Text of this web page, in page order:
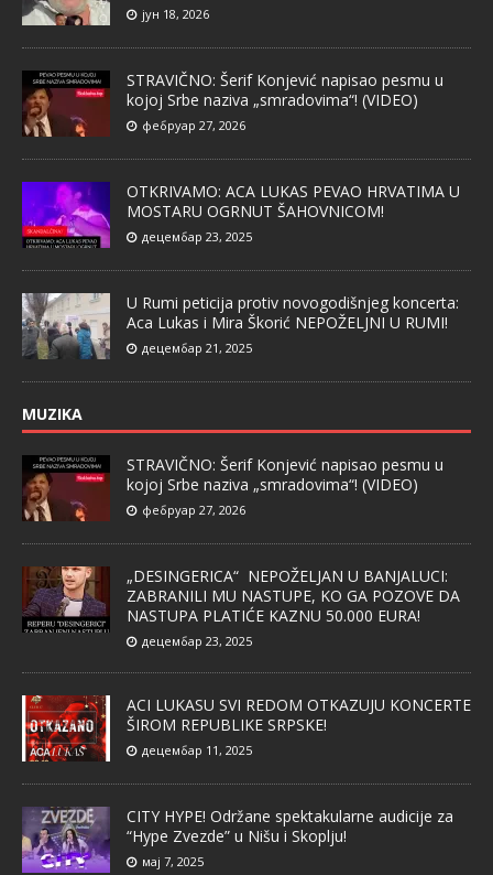
јун 18, 2026
STRAVIČNO: Šerif Konjević napisao pesmu u
kojoj Srbe naziva „smradovima“! (VIDEO)
фебруар 27, 2026
OTKRIVAMO: ACA LUKAS PEVAO HRVATIMA U
MOSTARU OGRNUT ŠAHOVNICOM!
децембар 23, 2025
U Rumi peticija protiv novogodišnjeg koncerta:
Aca Lukas i Mira Škorić NEPOŽELJNI U RUMI!
децембар 21, 2025
MUZIKA
STRAVIČNO: Šerif Konjević napisao pesmu u
kojoj Srbe naziva „smradovima“! (VIDEO)
фебруар 27, 2026
„DESINGERICA“ NEPOŽELJAN U BANJALUCI:
ZABRANILI MU NASTUPE, KO GA POZOVE DA
NASTUPA PLATIĆE KAZNU 50.000 EURA!
децембар 23, 2025
ACI LUKASU SVI REDOM OTKAZUJU KONCERTE
ŠIROM REPUBLIKE SRPSKE!
децембар 11, 2025
CITY HYPE! Održane spektakularne audicije za
“Hype Zvezde” u Nišu i Skoplju!
мај 7, 2025